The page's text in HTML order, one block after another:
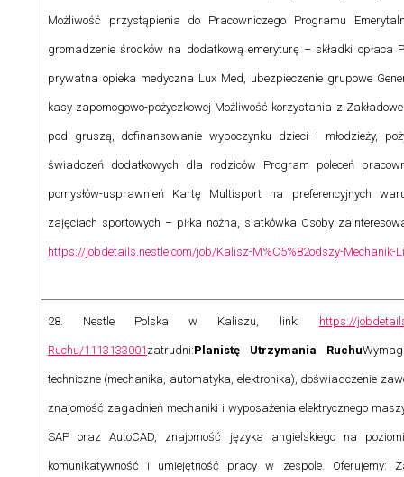
Możliwość przystąpienia do Pracowniczego Programu
gromadzenie środków na dodatkową emeryturę – składki opłaca
prywatna opieka medyczna Lux Med, ubezpieczenie grupowe
kasy zapomogowo-pożyczkowej Możliwość korzystania z
pod gruszą, dofinansowanie wypoczynku dzieci i młodzieży,
świadczeń dodatkowych dla rodziców Program poleceń
pomysłów-usprawnień Kartę Multisport na preferencyjnych
zajęciach sportowych – piłka nożna, siatkówka Osoby
https://jobdetails.nestle.com/job/Kalisz-M%C5%82odszy-Mechanik-
28. Nestle Polska w Kaliszu, link: https://
Ruchu/1113133001 zatrudni:Planistę Utrzymania Ruchu
techniczne (mechanika, automatyka, elektronika), doświadczenie
znajomość zagadnień mechaniki i wyposażenia elektrycznego
SAP oraz AutoCAD, znajomość języka angielskiego na
komunikatywność i umiejętność pracy w zespole. Oferujemy: